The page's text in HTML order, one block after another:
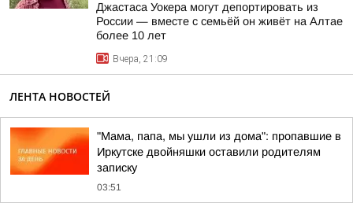
Джастаса Уокера могут депортировать из
России — вместе с семьёй он живёт на Алтае
более 10 лет
Вчера, 21:09
ЛЕНТА НОВОСТЕЙ
"Мама, папа, мы ушли из дома": пропавшие в
Иркутске двойняшки оставили родителям
записку
03:51